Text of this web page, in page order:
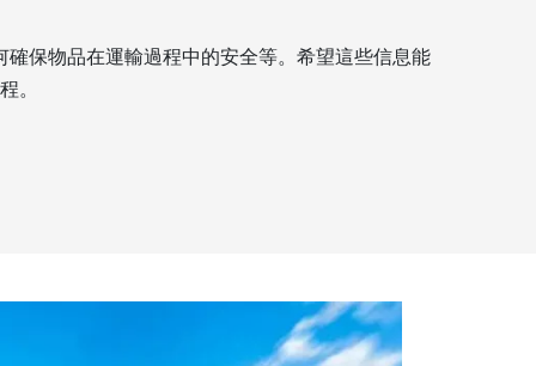
保物品在運輸過程中的安全等。希望這些信息能
。